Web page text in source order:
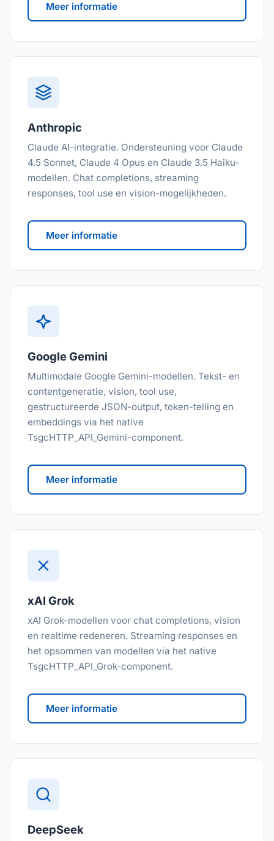
Meer informatie
Anthropic
Claude AI-integratie. Ondersteuning voor Claude
4.5 Sonnet, Claude 4 Opus en Claude 3.5 Haiku-
modellen. Chat completions, streaming
responses, tool use en vision-mogelijkheden.
Meer informatie
Google Gemini
Multimodale Google Gemini-modellen. Tekst- en
contentgeneratie, vision, tool use,
gestructureerde JSON-output, token-telling en
embeddings via het native
TsgcHTTP_API_Gemini-component.
Meer informatie
xAI Grok
xAI Grok-modellen voor chat completions, vision
en realtime redeneren. Streaming responses en
het opsommen van modellen via het native
TsgcHTTP_API_Grok-component.
Meer informatie
DeepSeek